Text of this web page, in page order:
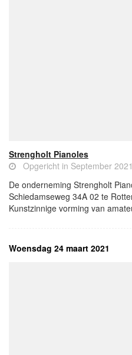
Strengholt Pianoles
Opgericht in September 2021
De onderneming Strengholt
Schiedamseweg 34A 02 te
Kunstzinnige vorming van
Woensdag 24 maart 2021